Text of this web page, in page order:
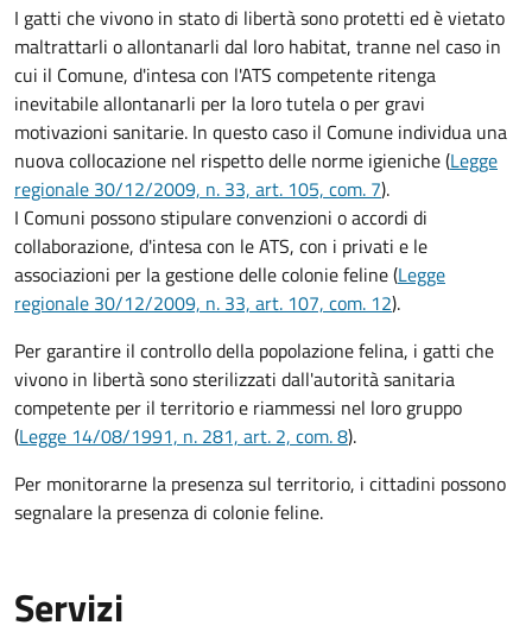
I gatti che vivono in stato di libertà sono protetti ed è vietato
maltrattarli o allontanarli dal loro habitat, tranne nel caso in
cui il Comune, d'intesa con l'ATS competente ritenga
inevitabile allontanarli per la loro tutela o per gravi
motivazioni sanitarie. In questo caso il Comune individua una
nuova collocazione nel rispetto delle norme igieniche (Legge
regionale 30/12/2009, n. 33, art. 105, com. 7).
I Comuni possono stipulare convenzioni o accordi di
collaborazione, d'intesa con le ATS, con i privati e le
associazioni per la gestione delle colonie feline (Legge
regionale 30/12/2009, n. 33, art. 107, com. 12).
Per garantire il controllo della popolazione felina, i gatti che
vivono in libertà sono sterilizzati dall'autorità sanitaria
competente per il territorio e riammessi nel loro gruppo
(Legge 14/08/1991, n. 281, art. 2, com. 8).
Per monitorarne la presenza sul territorio, i cittadini possono
segnalare la presenza di colonie feline.
Servizi